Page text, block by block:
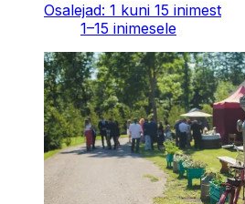
Osalejad: 1 kuni 15 inimest
1–15 inimesele